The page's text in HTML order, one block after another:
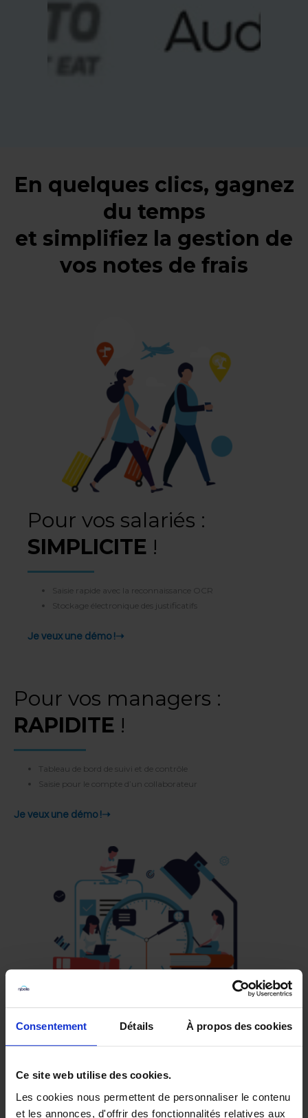
Consentement Détails À propos des cookies
Ce site web utilise des cookies.
Les cookies nous permettent de personnaliser le contenu
et les annonces, d'offrir des fonctionnalités relatives aux
En quelques clics, gagnez
du temps
et simplifiez la gestion de
vos notes de frais
Pour vos salariés :
SIMPLICITE !
Saisie rapide avec la reconnaissance OCR​
Stockage électronique des justificatifs
Je veux une démo !➝
Pour vos managers :
RAPIDITE !
Tableau de bord de suivi et de contrôle​
Saisie pour le compte d’un collaborateur
Je veux une démo !➝